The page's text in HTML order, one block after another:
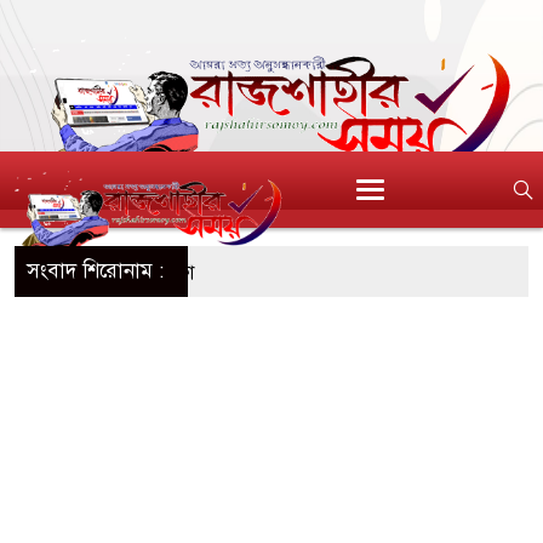
সংবাদ শিরোনাম :
নয়, মায়েরও সুরক্ষা